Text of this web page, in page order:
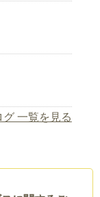
グ 一覧を見る